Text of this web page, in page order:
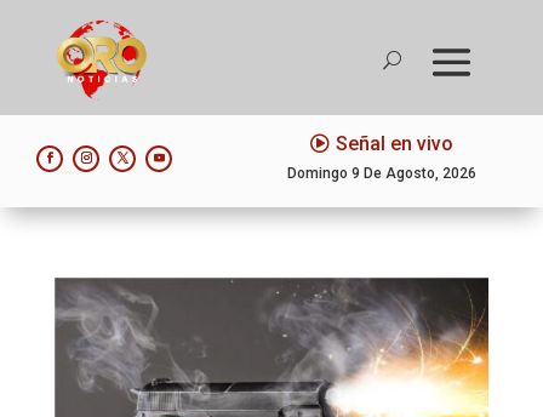
Señal en vivo
Domingo 9 De Agosto, 2026